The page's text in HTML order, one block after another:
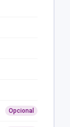
Opcional